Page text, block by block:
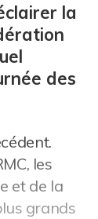
la
des
les
et de la
grands